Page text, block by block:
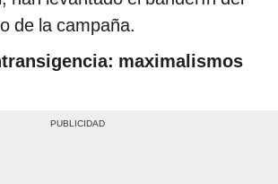
de la campaña.
maximalismos